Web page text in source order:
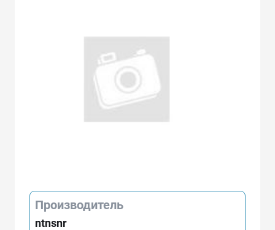
Производитель
ntnsnr